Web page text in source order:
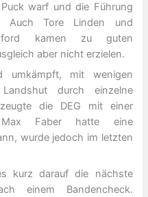
warf und die Führung
Auch Tore Linden und
kamen zu guten
aber nicht erzielen.
umkämpft, mit wenigen
durch einzelne
die DEG mit einer
Max Faber hatte eine
wurde jedoch im letzten
kurz darauf die nächste
einem Bandencheck.